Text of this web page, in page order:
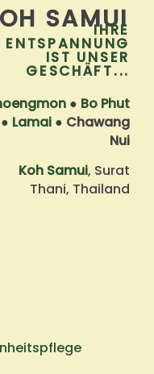
SAMUI
IHRE
ENTSPANNUNG
IST UNSER
GESCHÄFT...
● Bo Phut
● Lamai ● Chawang
Nui
Koh Samui, Surat
Thani, Thailand